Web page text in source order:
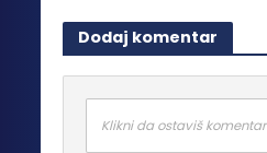
Dodaj komentar
Klikni da ostaviš komentar